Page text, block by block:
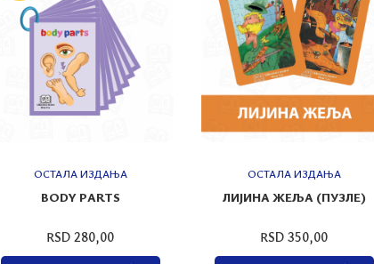
ОСТАЛА ИЗДАЊА
BODY PARTS
RSD 280,00
ОСТАЛА ИЗДАЊА
ЛИЈИНА ЖЕЉА (ПУЗЛЕ)
RSD 350,00